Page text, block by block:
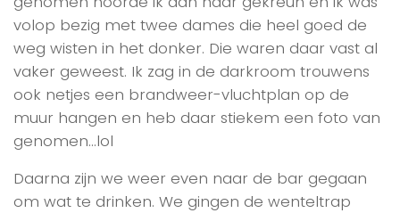
volop bezig met twee dames die heel goed de
weg wisten in het donker. Die waren daar vast al
vaker geweest. Ik zag in de darkroom trouwens
ook netjes een brandweer-vluchtplan op de
muur hangen en heb daar stiekem een foto van
genomen…lol
Daarna zijn we weer even naar de bar gegaan
om wat te drinken. We gingen de wenteltrap